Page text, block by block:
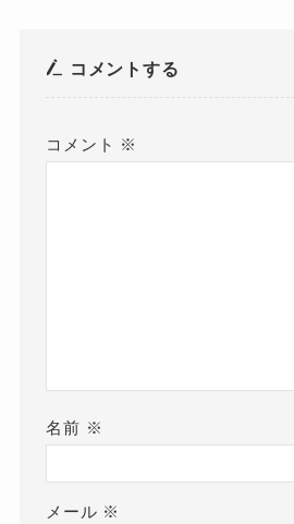
コメントする
コメント ※
名前 ※
メール ※